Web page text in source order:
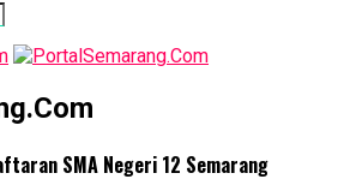
SMA Negeri 12 Semarang